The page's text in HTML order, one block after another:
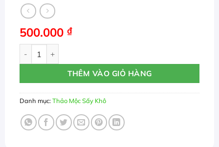
500.000 ₫
THÊM VÀO GIỎ HÀNG
Danh mục:Thảo Mộc Sấy Khô